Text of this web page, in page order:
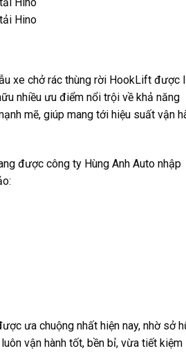
xe chở rác thùng rời HookLift được
nhiều ưu điểm nổi trội về khả năng
mẽ, giúp mang tới hiệu suất vận
được công ty Hùng Anh Auto nhập
ưa chuộng nhất hiện nay, nhờ sở
vận hành tốt, bền bỉ, vừa tiết kiệm